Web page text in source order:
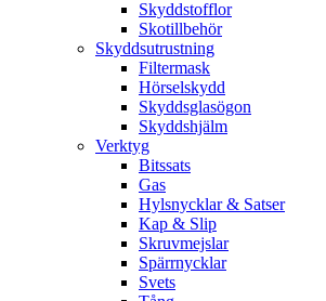
Skyddstofflor
Skotillbehör
Skyddsutrustning
Filtermask
Hörselskydd
Skyddsglasögon
Skyddshjälm
Verktyg
Bitssats
Gas
Hylsnycklar & Satser
Kap & Slip
Skruvmejslar
Spärrnycklar
Svets